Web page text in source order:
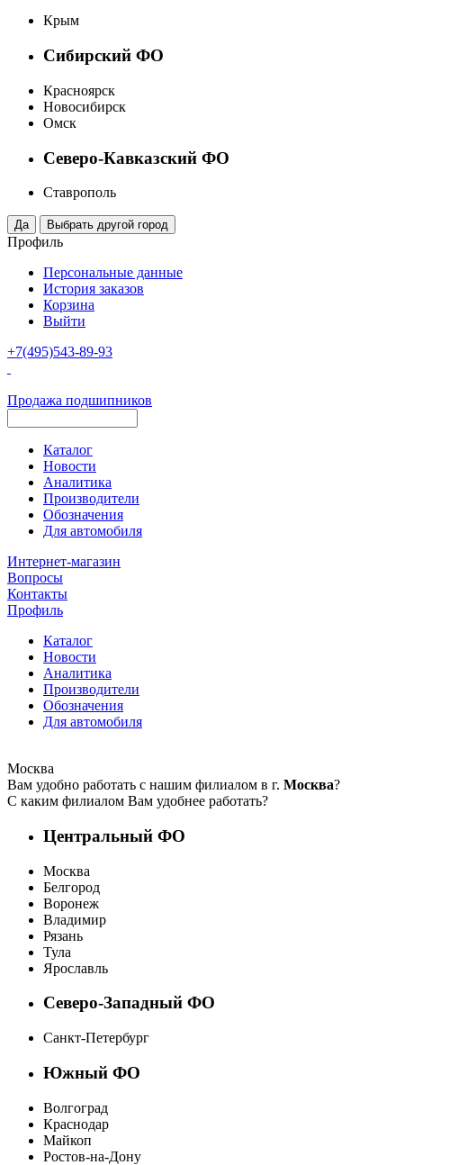
Крым
Сибирский ФО
Красноярск
Новосибирск
Омск
Северо-Кавказский ФО
Ставрополь
Профиль
Персональные данные
История заказов
Корзина
Выйти
+7(495)543-89-93
Продажа подшипников
Каталог
Новости
Аналитика
Производители
Обозначения
Для автомобиля
Интернет-магазин
Вопросы
Контакты
Профиль
Каталог
Новости
Аналитика
Производители
Обозначения
Для автомобиля
Москва
Вам удобно работать с нашим филиалом в г. Москва?
С каким филиалом Вам удобнее работать?
Центральный ФО
Москва
Белгород
Воронеж
Владимир
Рязань
Тула
Ярославль
Северо-Западный ФО
Санкт-Петербург
Южный ФО
Волгоград
Краснодар
Майкоп
Ростов-на-Дону